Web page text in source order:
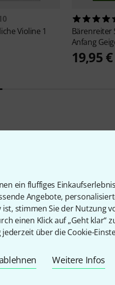
ein fluffiges
Angebote,
stimmen Sie der Nutzung
einen Klick auf „Geht klar“
über die Cookie-
Weitere Infos
Violine 1
Bärenreiter
Anfang
19,95 €